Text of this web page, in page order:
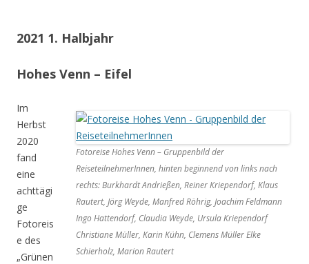
2021 1. Halbjahr
Hohes Venn – Eifel
Fotoreise Hohes Venn – Gruppenbild der
ReiseteilnehmerInnen, hinten beginnend von links nach
rechts: Burkhardt Andrießen, Reiner Kriependorf, Klaus
Rautert, Jörg Weyde, Manfred Röhrig, Joachim Feldmann
Ingo Hattendorf, Claudia Weyde, Ursula Kriependorf
Christiane Müller, Karin Kühn, Clemens Müller Elke
Schierholz, Marion Rautert
Im
Herbst
2020
fand
eine
achttägi
ge
Fotoreis
e des
„Grünen